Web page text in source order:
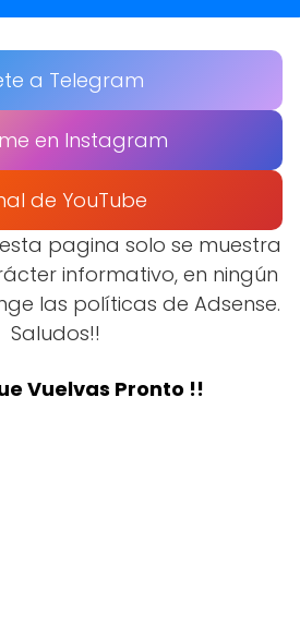
a Telegram
en Instagram
de YouTube
esta pagina solo se muestra
informativo, en ningún
las políticas de Adsense.
Saludos!!
Vuelvas Pronto !!